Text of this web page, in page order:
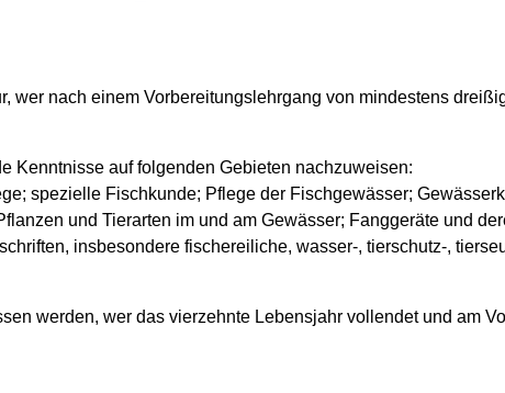
wer nach einem Vorbereitungslehrgang von mindestens
Kenntnisse auf folgenden Gebieten nachzuweisen:
spezielle Fischkunde; Pflege der Fischgewässer;
und Tierarten im und am Gewässer; Fanggeräte und
insbesondere fischereiliche, wasser-, tierschutz-,
werden, wer das vierzehnte Lebensjahr vollendet und am